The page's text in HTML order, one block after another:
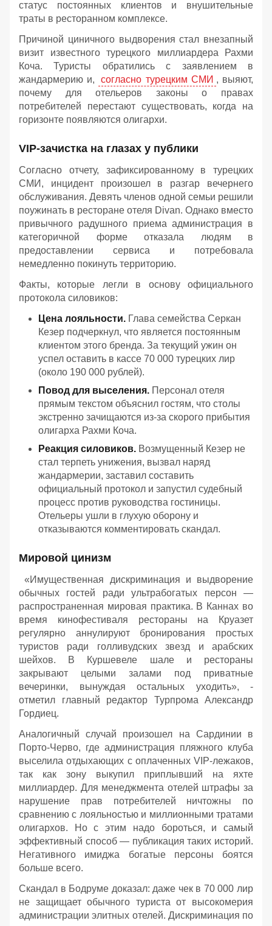
статус постоянных клиентов и внушительные
траты в ресторанном комплексе.
Причиной циничного выдворения стал внезапный
визит известного турецкого миллиардера Рахми
Коча. Туристы обратились с заявлением в
жандармерию и,
согласно турецким СМИ , выяют,
почему для отельеров законы о правах
потребителей перестают существовать, когда на
горизонте появляются олигархи.
VIP-зачистка на глазах у публики
Согласно отчету, зафиксированному в турецких
СМИ, инцидент произошел в разгар вечернего
обслуживания. Девять членов одной семьи решили
поужинать в ресторане отеля Divan. Однако вместо
привычного радушного приема администрация в
категоричной форме отказала людям в
предоставлении сервиса и потребовала
немедленно покинуть территорию.
Факты, которые легли в основу официального
протокола силовиков:
Цена лояльности. Глава семейства Серкан
Кезер подчеркнул, что является постоянным
клиентом этого бренда. За текущий ужин он
успел оставить в кассе 70 000 турецких лир
(около 190 000 рублей).
Повод для выселения. Персонал отеля
прямым текстом объяснил гостям, что столы
экстренно зачищаются из-за скорого прибытия
олигарха Рахми Коча.
Реакция силовиков. Возмущенный Кезер не
стал терпеть унижения, вызвал наряд
жандармерии, заставил составить
официальный протокол и запустил судебный
процесс против руководства гостиницы.
Отельеры ушли в глухую оборону и
отказываются комментировать скандал.
Мировой цинизм
«Имущественная дискриминация и выдворение
обычных гостей ради ультрабогатых персон —
распространенная мировая практика. В Каннах во
время кинофестиваля рестораны на Круазет
регулярно аннулируют бронирования простых
туристов ради голливудских звезд и арабских
шейхов. В Куршевеле шале и рестораны
закрывают целыми залами под приватные
вечеринки, вынуждая остальных уходить», -
отметил главный редактор Турпрома Александр
Гордиец.
Аналогичный случай произошел на Сардинии в
Порто-Черво, где администрация пляжного клуба
выселила отдыхающих с оплаченных VIP-лежаков,
так как зону выкупил приплывший на яхте
миллиардер. Для менеджмента отелей штрафы за
нарушение прав потребителей ничтожны по
сравнению с лояльностью и миллионными тратами
олигархов. Но с этим надо бороться, и самый
эффективный способ — публикация таких историй.
Негативного имиджа богатые персоны боятся
больше всего.
Скандал в Бодруме доказал: даже чек в 70 000 лир
не защищает обычного туриста от высокомерия
администрации элитных отелей. Дискриминация по